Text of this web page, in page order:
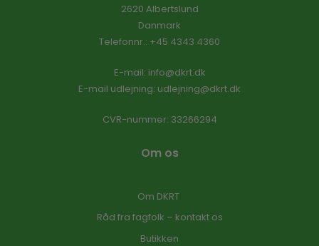
2620 Albertslund
Danmark
Telefonnr.: +45 4343 4360
E-mail: info@dkrt.dk
E-mail udlejning: udlejning@dkrt.dk
CVR-nummer: 33266294
Om os
Om DKRT
Råd fra fagfolk – kontakt os
Butikken